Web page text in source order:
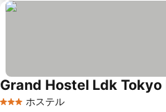
3 ホテルのランク
ホステル
Grand Hostel Ldk